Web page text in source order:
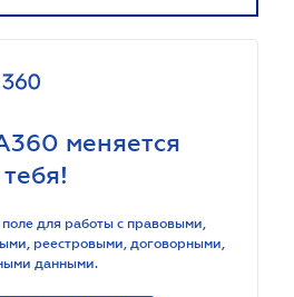
меняется
для работы с правовыми,
реестровыми, договорными,
данными.